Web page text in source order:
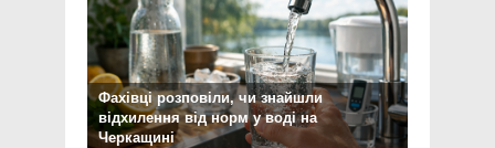
Фахівці розповіли, чи знайшли
відхилення від норм у воді на
Черкащині